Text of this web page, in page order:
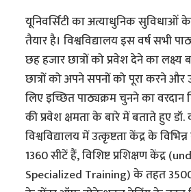
यूनिवर्सिटी का अत्याधुनिक सुविधाओं
तैयार है। विश्वविद्यालय इस वर्ष सभी
छह हजार छात्रों को प्रवेश देने का लक्ष्य
छात्रों को अपने सपनों को पूरा करने
लिए इच्छित पाठ्यक्रम चुनने का वरदान
की प्रवेश क्षमता के बारे में बताते हुए
विश्वविद्यालय में उत्कृष्टता केंद्र के
1360 सीटें हैं, विशिष्ट प्रशिक्षण केंद्र
Specialized Training) के तहत